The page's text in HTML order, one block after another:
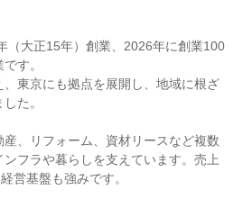
（大正15年）創業、2026年に創業100
す。
東京にも拠点を展開し、地域に根ざ
た。
、リフォーム、資材リースなど複数
フラや暮らしを支えています。売上
営基盤も強みです。